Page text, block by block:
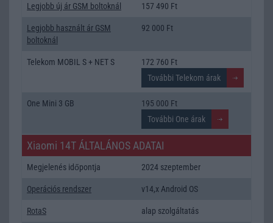
Legjobb új ár GSM boltoknál 157 490 Ft
Legjobb használt ár GSM
boltoknál
92 000 Ft
Telekom MOBIL S + NET S 172 760 Ft
One Mini 3 GB 195 000 Ft
Xiaomi 14T ÁLTALÁNOS ADATAI
Megjelenés időpontja 2024 szeptember
Operációs rendszer v14,x Android OS
RotaS alap szolgáltatás